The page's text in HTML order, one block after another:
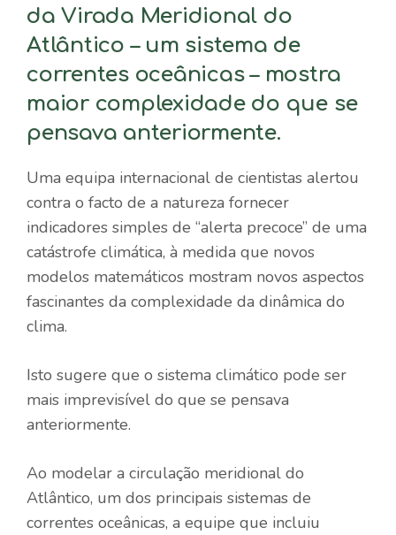
da Virada Meridional do
Atlântico – um sistema de
correntes oceânicas – mostra
maior complexidade do que se
pensava anteriormente.
Uma equipa internacional de cientistas alertou
contra o facto de a natureza fornecer
indicadores simples de “alerta precoce” de uma
catástrofe climática, à medida que novos
modelos matemáticos mostram novos aspectos
fascinantes da complexidade da dinâmica do
clima.
Isto sugere que o sistema climático pode ser
mais imprevisível do que se pensava
anteriormente.
Ao modelar a circulação meridional do
Atlântico, um dos principais sistemas de
correntes oceânicas, a equipe que incluiu